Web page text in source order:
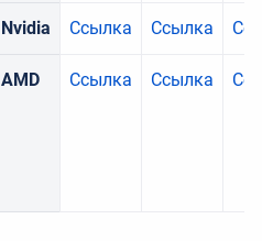
Nvidia Ссылка Ссылка
AMD Ссылка Ссылка